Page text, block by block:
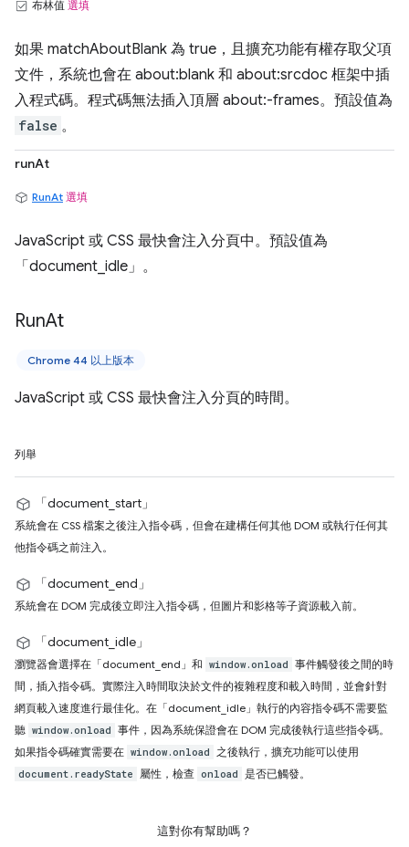
布林值 選填
如果 matchAboutBlank 為 true，且擴充功能有權存取父項
文件，系統也會在 about:blank 和 about:srcdoc 框架中插
入程式碼。程式碼無法插入頂層 about:-frames。預設值為
false 。
runAt
RunAt 選填
JavaScript 或 CSS 最快會注入分頁中。預設值為
「document_idle」。
RunAt
Chrome 44 以上版本
JavaScript 或 CSS 最快會注入分頁的時間。
列舉
「document_start」
系統會在 CSS 檔案之後注入指令碼，但會在建構任何其他 DOM 或執行任何其
他指令碼之前注入。
「document_end」
系統會在 DOM 完成後立即注入指令碼，但圖片和影格等子資源載入前。
「document_idle」
瀏覽器會選擇在「document_end」和 window.onload 事件觸發後之間的時
間，插入指令碼。實際注入時間取決於文件的複雜程度和載入時間，並會針對
網頁載入速度進行最佳化。在「document_idle」執行的內容指令碼不需要監
聽 window.onload 事件，因為系統保證會在 DOM 完成後執行這些指令碼。
如果指令碼確實需要在 window.onload 之後執行，擴充功能可以使用
document.readyState 屬性，檢查 onload 是否已觸發。
這對你有幫助嗎？